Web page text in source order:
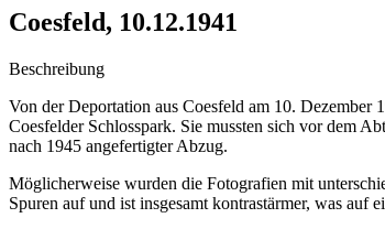
Coesfeld, 10.12.1941
Beschreibung
Von der Deportation aus Coesfeld am 10.
Coesfelder Schlosspark. Sie mussten sich vor dem
nach 1945 angefertigter Abzug.
Möglicherweise wurden die Fotografien mit
Spuren auf und ist insgesamt kontrastärmer, was auf